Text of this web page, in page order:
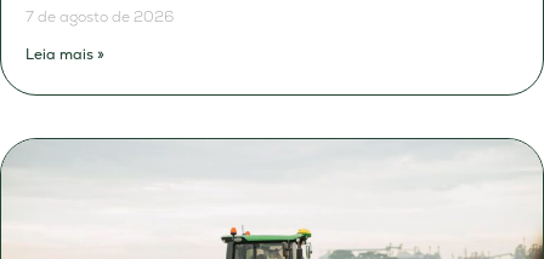
7 de agosto de 2026
Leia mais »